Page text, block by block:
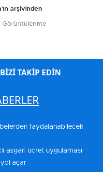
arşivinden
Görüntülenme
TAKİP EDİN
faydalanabilecek
asgari ücret uygulaması
açar